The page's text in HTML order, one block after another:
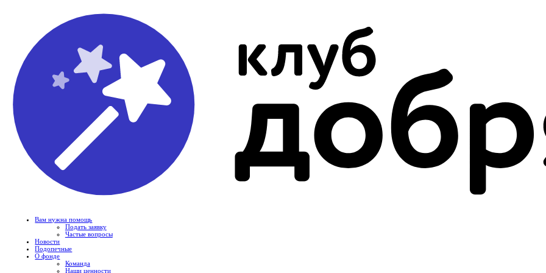
Вам нужна помощь
Подать заявку
Частые вопросы
Новости
Подопечные
О фонде
Команда
Наши ценности